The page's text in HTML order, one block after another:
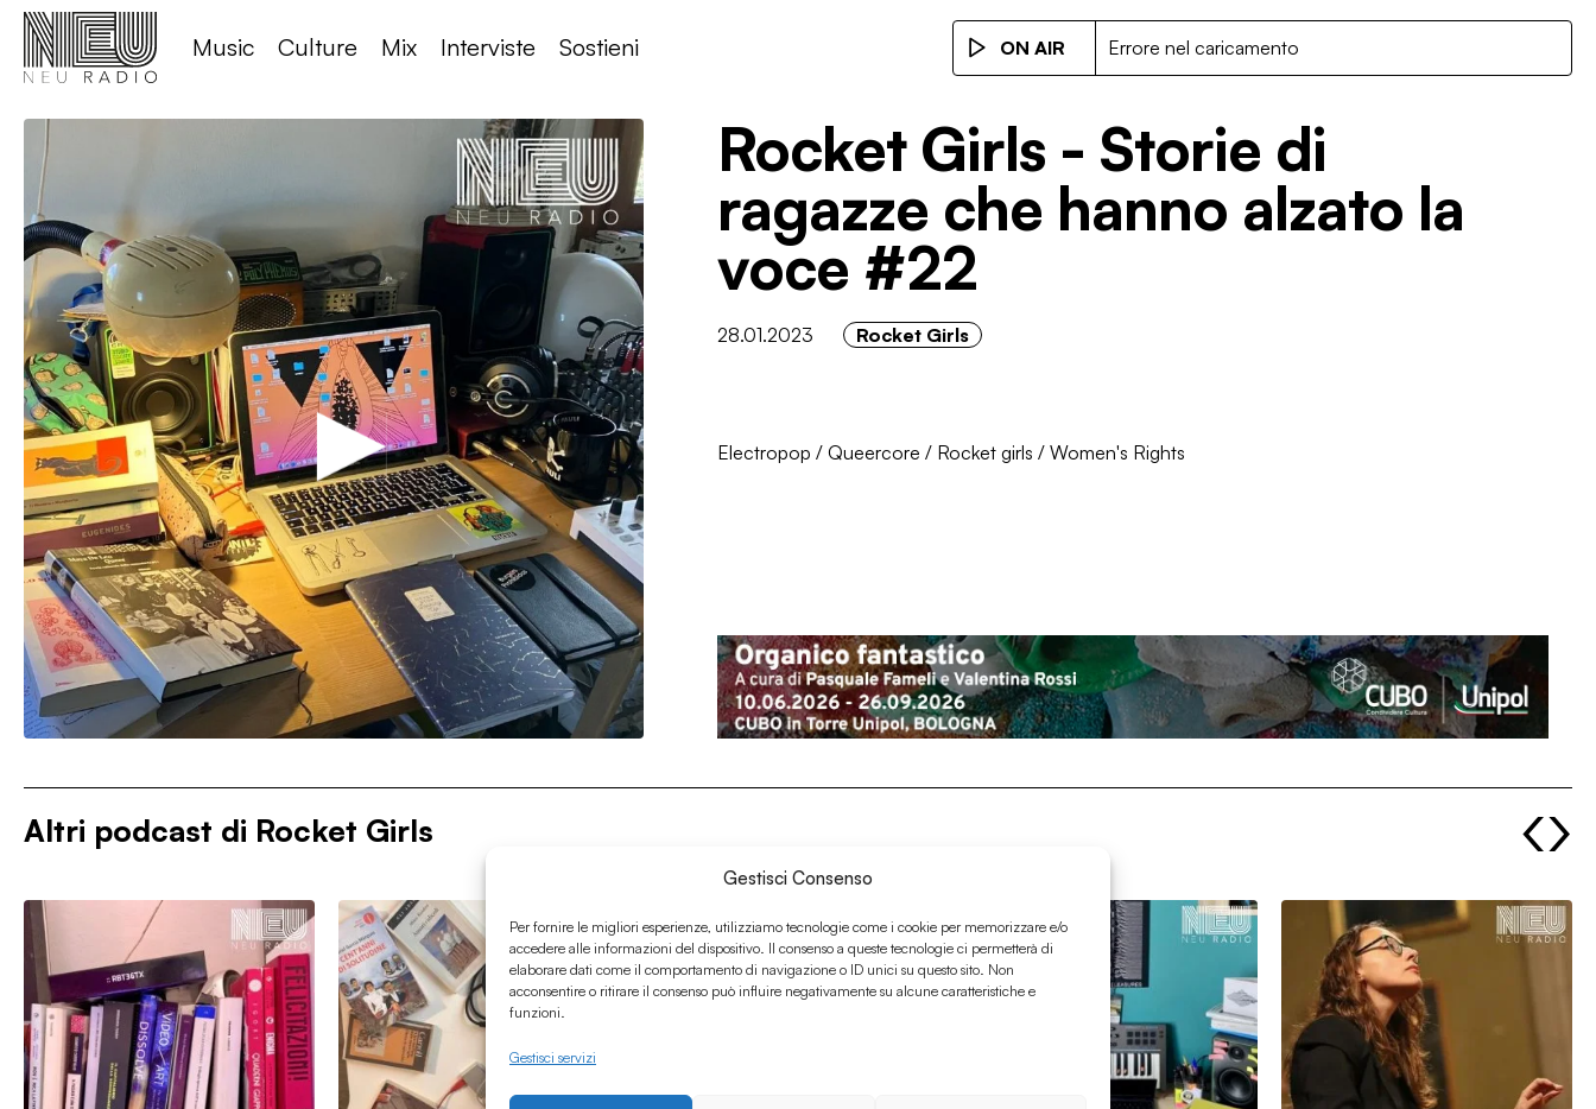
Gestisci Consenso
Per fornire le migliori esperienze, utilizziamo tecnologie come i cookie per memorizzare e/o
accedere alle informazioni del dispositivo. Il consenso a queste tecnologie ci permetterà di
elaborare dati come il comportamento di navigazione o ID unici su questo sito. Non
acconsentire o ritirare il consenso può influire negativamente su alcune caratteristiche e
funzioni.
Gestisci servizi
Music Culture Mix Interviste Sostieni ON AIR Errore nel caricamento
Rocket Girls - Storie di
ragazze che hanno alzato la
voce #22
28.01.2023 Rocket Girls
Electropop / Queercore / Rocket girls / Women's Rights
Altri podcast di Rocket Girls ‹›